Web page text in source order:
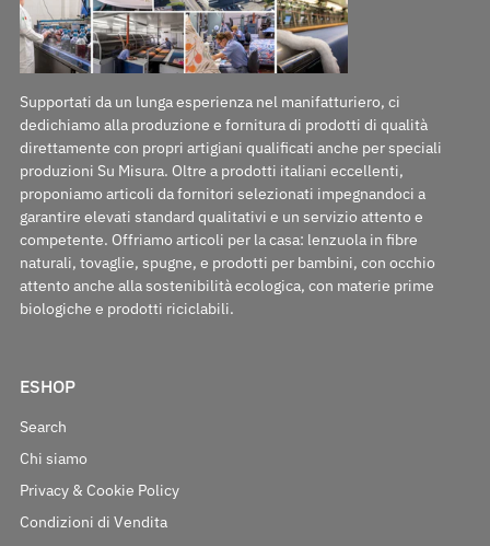
Supportati da un lunga esperienza nel manifatturiero, ci
dedichiamo alla produzione e fornitura di prodotti di qualità
direttamente con propri artigiani qualificati anche per speciali
produzioni Su Misura. Oltre a prodotti italiani eccellenti,
proponiamo articoli da fornitori selezionati impegnandoci a
garantire elevati standard qualitativi e un servizio attento e
competente. Offriamo articoli per la casa: lenzuola in fibre
naturali, tovaglie, spugne, e prodotti per bambini, con occhio
attento anche alla sostenibilità ecologica, con materie prime
biologiche e prodotti riciclabili.
ESHOP
Search
Chi siamo
Privacy & Cookie Policy
Condizioni di Vendita